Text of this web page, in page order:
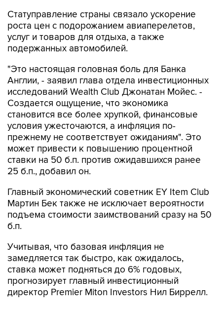
Статуправление страны связало ускорение
роста цен с подорожанием авиаперелетов,
услуг и товаров для отдыха, а также
подержанных автомобилей.
"Это настоящая головная боль для Банка
Англии, - заявил глава отдела инвестиционных
исследований Wealth Club Джонатан Мойес. -
Создается ощущение, что экономика
становится все более хрупкой, финансовые
условия ужесточаются, а инфляция по-
прежнему не соответствует ожиданиям". Это
может привести к повышению процентной
ставки на 50 б.п. против ожидавшихся ранее
25 б.п., добавил он.
Главный экономический советник EY Item Club
Мартин Бек также не исключает вероятности
подъема стоимости заимствований сразу на 50
б.п.
Учитывая, что базовая инфляция не
замедляется так быстро, как ожидалось,
ставка может подняться до 6% годовых,
прогнозирует главный инвестиционный
директор Premier Miton Investors Нил Биррелл.